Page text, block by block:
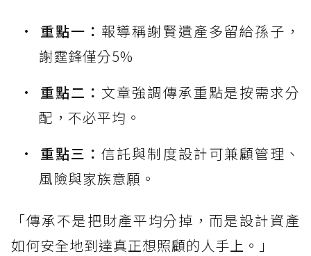
重點一： 報導稱謝賢遺產多留給孫子，
謝霆鋒僅分5%
重點二： 文章強調傳承重點是按需求分
配，不必平均。
重點三：信託與制度設計可兼顧管理、
風險與家族意願。
「傳承不是把財產平均分掉，而是設計資產
如何安全地到達真正想照顧的人手上。」